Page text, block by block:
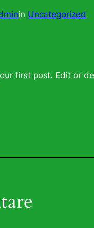
in Uncategorized
first post. Edit or